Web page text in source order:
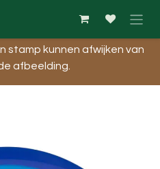
stamp kunnen afwijken van
afbeelding.​